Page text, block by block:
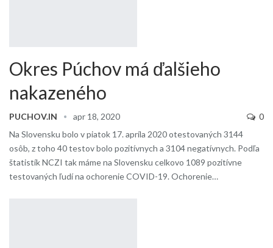
Okres Púchov má ďalšieho
nakazeného
PUCHOV.IN apr 18, 2020
0
Na Slovensku bolo v piatok 17. apríla 2020 otestovaných 3144
osôb, z toho 40 testov bolo pozitívnych a 3104 negatívnych. Podľa
štatistík NCZI tak máme na Slovensku celkovo 1089 pozitívne
testovaných ľudí na ochorenie COVID-19. Ochorenie…